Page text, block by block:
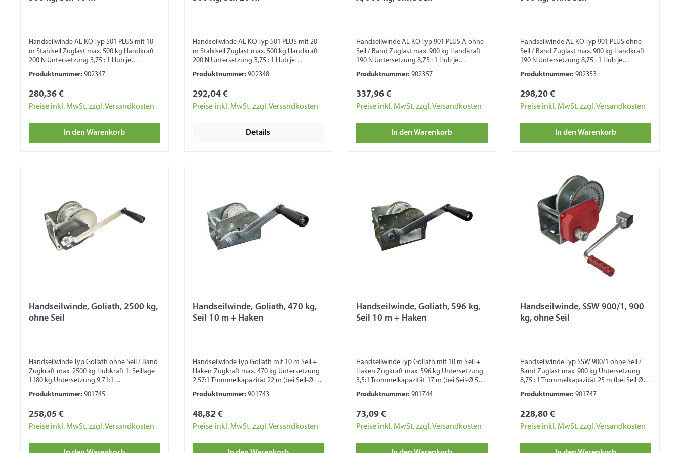
Handseilwinde AL-KO Typ 501 PLUS mit 10
m Stahlseil Zuglast max. 500 kg Handkraft
200 N Untersetzung 3,75 : 1 Hub je
Trommelkapazität 20 m (bei Seil Ø 5 mm)
Kurbel fest Maß ohne Kurbel 173 x 145 x 164
mm Ausstattung Automatische
Gleitlagerung Kunststoffabdeckung
Zahnrad Sicherheitshinweis: Seilwinde nicht
zum Heben von Lasten, zur
Produktnummer: 902347
280,36 €
Preise inkl. MwSt. zzgl. Versandkosten
In den Warenkorb
Handseilwinde AL-KO Typ 501 PLUS mit 20
m Stahlseil Zuglast max. 500 kg Handkraft
200 N Untersetzung 3,75 : 1 Hub je
Trommelkapazität 20 m (bei Seil Ø 5 mm)
Kurbel fest Maß ohne Kurbel 173 x 145 x 164
mm Ausstattung Automatische
Zahnrad Sicherheitshinweis: Seilwinde nicht
Produktnummer: 902348
292,04 €
Preise inkl. MwSt. zzgl. Versandkosten
Details
Handseilwinde AL-KO Typ 901 PLUS A ohne
Seil / Band Zuglast max. 900 kg Handkraft
190 N Untersetzung 8,75 : 1 Hub je
Trommelkapazität 20 m (bei Seil Ø 7 mm)
Kurbel abnehmbar Maß ohne Kurbel 197 x
183 x 193 mm Ausstattung mit
Lastdruckbremse Seiltrommel mit
Gleitlagerung Kunststoffabdeckung
Zahnrad Sicherheitshinweis: Seilwinde nicht
Produktnummer: 902357
337,96 €
Preise inkl. MwSt. zzgl. Versandkosten
In den Warenkorb
Handseilwinde AL-KO Typ 901 PLUS ohne
Seil / Band Zuglast max. 900 kg Handkraft
190 N Untersetzung 8,75 : 1 Hub je
Trommelkapazität 20 m (bei Seil Ø 7 mm)
Kurbel fest Maß ohne Kurbel 197 x 183 x 193
mm Ausstattung Automatische
Gleitlagerung Kunststoffabdeckung
Zahnrad Sicherheitshinweis: Seilwinde nicht
zum Heben von Lasten, zur
Produktnummer: 902353
298,20 €
Preise inkl. MwSt. zzgl. Versandkosten
In den Warenkorb
Handseilwinde, Goliath, 2500 kg,
ohne Seil
Handseilwinde Typ Goliath ohne Seil / Band
Zugkraft max. 2500 kg Hubkraft 1. Seillage
1180 kg Untersetzung 9,71:1
Kurbel fest Maß ohne Kurbel 330 x 155 x 170
selbsthemmender Sicherheitsbremse
Sicherheitshinweis: Seilwinde nicht zum
und zum Personentransport geeignet!
Produktnummer: 901745
258,05 €
Preise inkl. MwSt. zzgl. Versandkosten
Handseilwinde, Goliath, 470 kg,
Seil 10 m + Haken
Handseilwinde Typ Goliath mit 10 m Seil +
Haken Zugkraft max. 470 kg Untersetzung
2,57:1 Trommelkapazität 22 m (bei Seil-Ø 3
mm) Kurbel fest Kurbellänge 155 mm Maß
Freilauf Ausstattung mit Raster zum
Arretieren Sicherheitshinweis: Seilwinde
Ladungssicherung und zum
Produktnummer: 901743
48,82 €
Preise inkl. MwSt. zzgl. Versandkosten
Handseilwinde, Goliath, 596 kg,
Seil 10 m + Haken
Handseilwinde Typ Goliath mit 10 m Seil +
Haken Zugkraft max. 596 kg Untersetzung
3,5:1 Trommelkapazität 17 m (bei Seil-Ø 5
mm) Kurbel fest Kurbellänge 200 mm Maß
Freilauf Ausstattung mit Raster zum
Arretieren Sicherheitshinweis: Seilwinde
Ladungssicherung und zum
Produktnummer: 901744
73,09 €
Preise inkl. MwSt. zzgl. Versandkosten
Handseilwinde, SSW 900/1, 900
kg, ohne Seil
Handseilwinde Typ SSW 900/1 ohne Seil /
Band Zuglast max. 900 kg Untersetzung
8,75 : 1 Trommelkapazität 25 m (bei Seil Ø 7
275 mm mit Freilauf Ausstattung mit
Seilwinde nicht zum Heben von Lasten, zur
Ladungssicherung und zum
Produktnummer: 901747
228,80 €
Preise inkl. MwSt. zzgl. Versandkosten